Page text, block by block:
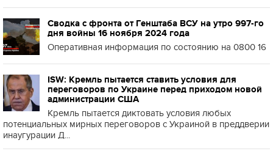
Сводка с фронта от Генштаба ВСУ на утро 997-го
дня войны 16 ноября 2024 года
Оперативная информация по состоянию на 0800 16
ISW: Кремль пытается ставить условия для
переговоров по Украине перед приходом новой
администрации США
Кремль пытается диктовать условия любых
потенциальных мирных переговоров с Украиной в преддверии
инаугурации Д...